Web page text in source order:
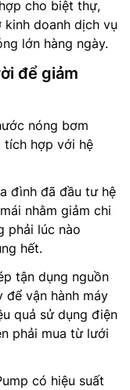
cho biệt thự,
kinh doanh dịch vụ
lớn hàng ngày.
để giảm
nóng bơm
tích hợp với hệ
đình đã đầu tư hệ
nhằm giảm chi
phải lúc nào
hết.
tận dụng nguồn
vận hành máy
quả sử dụng điện
phải mua từ lưới
có hiệu suất